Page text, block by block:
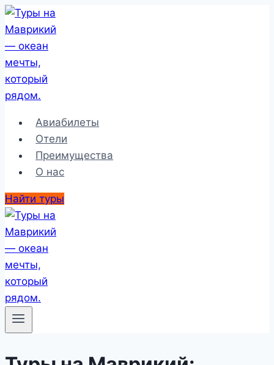
Перейти
к
содержимому
Авиабилеты
Отели
Преимущества
О нас
Найти туры